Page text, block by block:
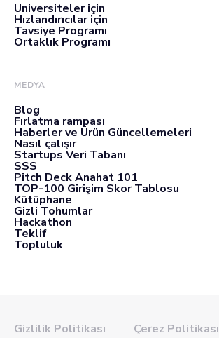
Üniversiteler için
Hızlandırıcılar için
Tavsiye Programı
Ortaklık Programı
MEDYA
Blog
Fırlatma rampası
Haberler ve Ürün Güncellemeleri
Nasıl çalışır
Startups Veri Tabanı
SSS
Pitch Deck Anahat 101
TOP-100 Girişim Skor Tablosu
Kütüphane
Gizli Tohumlar
Hackathon
Teklif
Topluluk
Gizlilik Politikası Çerez Politikası